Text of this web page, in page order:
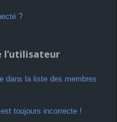
?
l’utilisateur
dans la liste des membres
toujours incorrecte !